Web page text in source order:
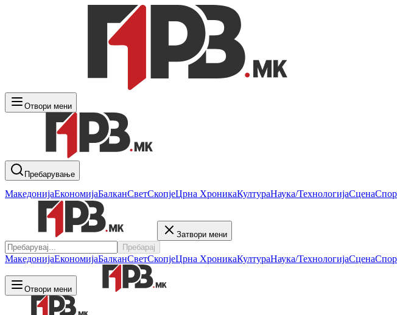
Отвори мени
Пребарување
МакедонијаЕкономијаБалканСветСкопјеЦрна ХроникаКултураНаука/ТехнологијаСцена
Затвори мени
Пребарај
МакедонијаЕкономијаБалканСветСкопјеЦрна ХроникаКултураНаука/ТехнологијаСцена
Отвори мени